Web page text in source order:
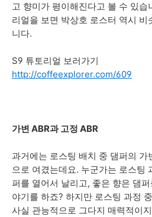
고 향미가 평이해진다고 볼 수 있습
리얼을 보면 박상호 로스터 역시 비
니다.
S9 튜토리얼 보러가기
http://coffeexplorer.com/609
가변 ABR과 고정 ABR
과거에는 로스팅 배치 중 댐퍼의 가
으로 여겼는데요. 누군가는 로스팅
퍼를 열어서 날리고, 좋은 향은 댐
야기를 하죠? 하지만 로스팅 과정
사실 관능적으로 그다지 매력적이